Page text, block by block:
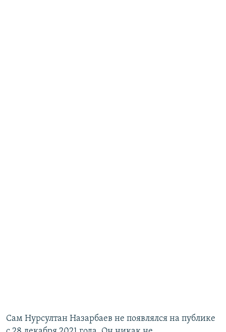
Сам Нурсултан Назарбаев не появлялся на публике